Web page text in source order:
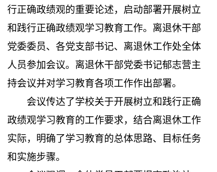
行正确政绩观的重要论述，启动部署开展树立
和践行正确政绩观学习教育工作。离退休干部
党委委员、各党支部书记、 离退休工作处全体
人员参加会议。 离退休干部党委书记郁志营主
持会议并对学习教育各项工作作出部署。
会议传达了学校关于开展树立和践行正确
政绩观学习教育的工作要求，结合离退休工作
实际，明确了学习教育的总体思路、目标任务
和实施步骤。